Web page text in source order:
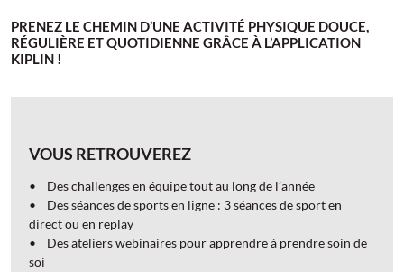
PRENEZ LE CHEMIN D’UNE ACTIVITÉ PHYSIQUE DOUCE,
RÉGULIÈRE ET QUOTIDIENNE GRÂCE À L’APPLICATION
KIPLIN !
VOUS RETROUVEREZ
• Des challenges en équipe tout au long de l’année
• Des séances de sports en ligne : 3 séances de sport en
direct ou en replay
• Des ateliers webinaires pour apprendre à prendre soin de
soi